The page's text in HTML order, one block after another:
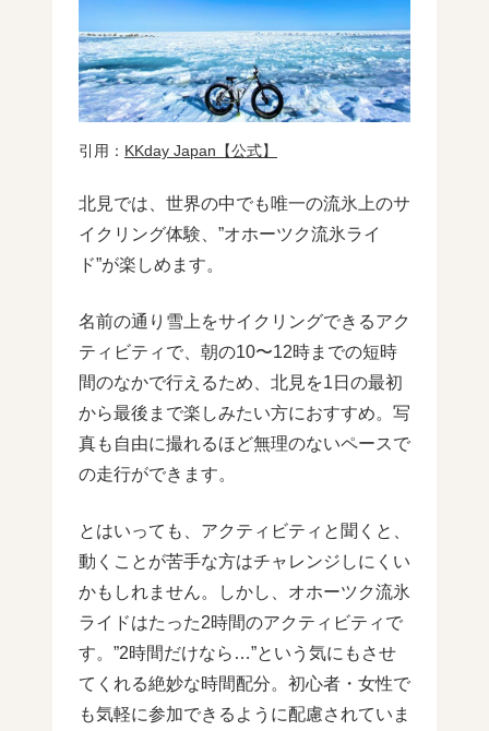
引用： KKday Japan【公式】
北見では、世界の中でも唯一の流氷上のサ
イクリング体験、”オホーツク流氷ライ
ド”が楽しめます。
名前の通り雪上をサイクリングできるアク
ティビティで、朝の10〜12時までの短時
間のなかで行えるため、北見を1日の最初
から最後まで楽しみたい方におすすめ。写
真も自由に撮れるほど無理のないペースで
の走行ができます。
とはいっても、アクティビティと聞くと、
動くことが苦手な方はチャレンジしにくい
かもしれません。しかし、オホーツク流氷
ライドはたった2時間のアクティビティで
す。”2時間だけなら…”という気にもさせ
てくれる絶妙な時間配分。初心者・女性で
も気軽に参加できるように配慮されていま